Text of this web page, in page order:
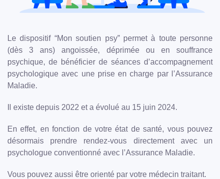
Le dispositif “Mon soutien psy” permet à toute personne
(dès 3 ans) angoissée, déprimée ou en souffrance
psychique, de bénéficier de séances d’accompagnement
psychologique avec une prise en charge par l’Assurance
Maladie.
Il existe depuis 2022 et a évolué au 15 juin 2024.
En effet, en fonction de votre état de santé, vous pouvez
désormais prendre rendez-vous directement avec un
psychologue conventionné avec l’Assurance Maladie.
Vous pouvez aussi être orienté par votre médecin traitant.